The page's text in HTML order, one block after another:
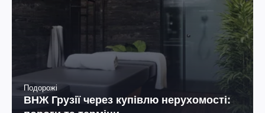
Подорожі
ВНЖ Грузії через купівлю нерухомості: